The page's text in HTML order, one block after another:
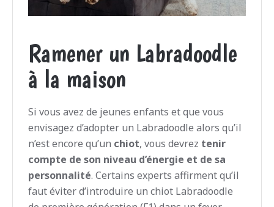
Ramener un Labradoodle
à la maison
Si vous avez de jeunes enfants et que vous
envisagez d’adopter un Labradoodle alors qu’il
n’est encore qu’un chiot, vous devrez tenir
compte de son niveau d’énergie et de sa
personnalité. Certains experts affirment qu’il
faut éviter d’introduire un chiot Labradoodle